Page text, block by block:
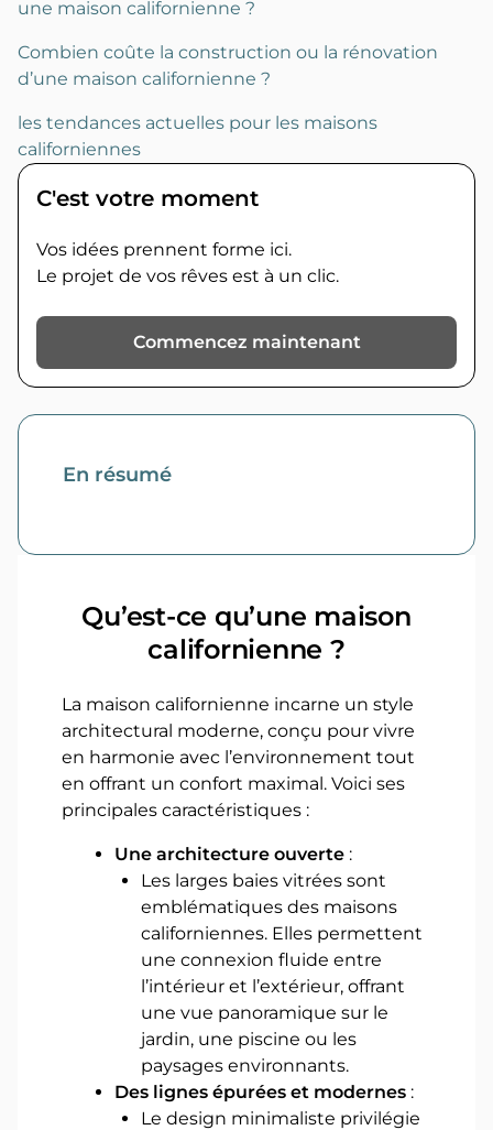
une maison californienne ?
Combien coûte la construction ou la rénovation
d’une maison californienne ?
les tendances actuelles pour les maisons
californiennes
C'est votre moment
Vos idées prennent forme ici.
Le projet de vos rêves est à un clic.
Commencez maintenant
En résumé
Qu’est-ce qu’une maison
californienne ?
La maison californienne incarne un style
architectural moderne, conçu pour vivre
en harmonie avec l’environnement tout
en offrant un confort maximal. Voici ses
principales caractéristiques :
Une architecture ouverte :
Les larges baies vitrées sont
emblématiques des maisons
californiennes. Elles permettent
une connexion fluide entre
l’intérieur et l’extérieur, offrant
une vue panoramique sur le
jardin, une piscine ou les
paysages environnants.
Des lignes épurées et modernes :
Le design minimaliste privilégie